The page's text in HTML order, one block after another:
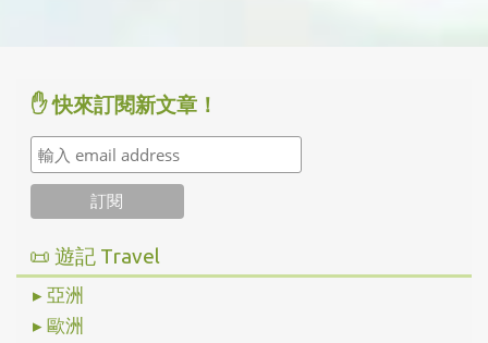
✋ 快來訂閱新文章！
📜 遊記 Travel
▸ 亞洲
▸ 歐洲